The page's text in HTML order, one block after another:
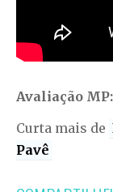
Avaliação MP:
Curta mais de
Pavê